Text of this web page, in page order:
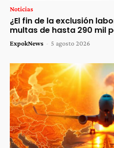
Noticias
¿El fin de la exclusión
multas de hasta 290 mil
ExpokNews - 5 agosto 2026